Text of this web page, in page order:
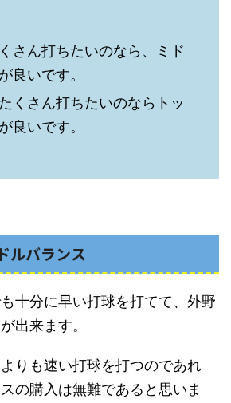
さん打ちたいのなら、ミド
良いです。
くさん打ちたいのならトッ
良いです。
ルバランス
十分に早い打球を打てて、外野
出来ます。
りも速い打球を打つのであれ
の購入は無難であると思いま